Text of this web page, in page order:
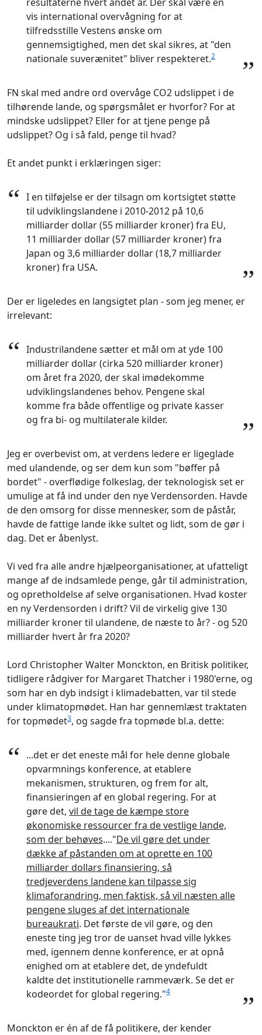
vis international overvågning for at
tilfredsstille Vestens ønske om
gennemsigtighed, men det skal sikres, at "den
nationale suverænitet" bliver respekteret.2 ”
FN skal med andre ord overvåge CO2 udslippet i de
tilhørende lande, og spørgsmålet er hvorfor? For at
mindske udslippet? Eller for at tjene penge på
udslippet? Og i så fald, penge til hvad?
Et andet punkt i erklæringen siger:
“ I en tilføjelse er der tilsagn om kortsigtet støtte
til udviklingslandene i 2010-2012 på 10,6
milliarder dollar (55 milliarder kroner) fra EU,
11 milliarder dollar (57 milliarder kroner) fra
Japan og 3,6 milliarder dollar (18,7 milliarder
kroner) fra USA.
”
Der er ligeledes en langsigtet plan - som jeg mener, er
irrelevant:
“ Industrilandene sætter et mål om at yde 100
milliarder dollar (cirka 520 milliarder kroner)
om året fra 2020, der skal imødekomme
udviklingslandenes behov. Pengene skal
komme fra både offentlige og private kasser
og fra bi- og multilaterale kilder.
”
Jeg er overbevist om, at verdens ledere er ligeglade
med ulandende, og ser dem kun som "bøffer på
bordet" - overflødige folkeslag, der teknologisk set er
umulige at få ind under den nye Verdensorden. Havde
de den omsorg for disse mennesker, som de påstår,
havde de fattige lande ikke sultet og lidt, som de gør i
dag. Det er åbenlyst.
Vi ved fra alle andre hjælpeorganisationer, at ufatteligt
mange af de indsamlede penge, går til administration,
og opretholdelse af selve organisationen. Hvad koster
en ny Verdensorden i drift? Vil de virkelig give 130
milliarder kroner til ulandene, de næste to år? - og 520
milliarder hvert år fra 2020?
Lord Christopher Walter Monckton, en Britisk politiker,
tidligere rådgiver for Margaret Thatcher i 1980'erne, og
som har en dyb indsigt i klimadebatten, var til stede
under klimatopmødet. Han har gennemlæst traktaten
for topmødet3, og sagde fra topmøde bl.a. dette:
“ ...det er det eneste mål for hele denne globale
opvarmnings konference, at etablere
mekanismen, strukturen, og frem for alt,
finansieringen af en global regering. For at
gøre det, vil de tage de kæmpe store
økonomiske ressourcer fra de vestlige lande,
som der behøves...."De vil gøre det under
dække af påstanden om at oprette en 100
milliarder dollars finansiering, så
tredjeverdens landene kan tilpasse sig
klimaforandring, men faktisk, så vil næsten alle
pengene sluges af det internationale
bureaukrati. Det første de vil gøre, og den
eneste ting jeg tror de uanset hvad ville lykkes
med, igennem denne konference, er at opnå
enighed om at etablere det, de yndefuldt
kaldte det institutionelle rammeværk. Se det er
kodeordet for global regering."4 ”
Monckton er én af de få politikere, der kender